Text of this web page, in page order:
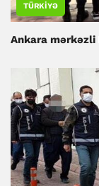
TÜRKIYƏ
Ankara mərkəzli